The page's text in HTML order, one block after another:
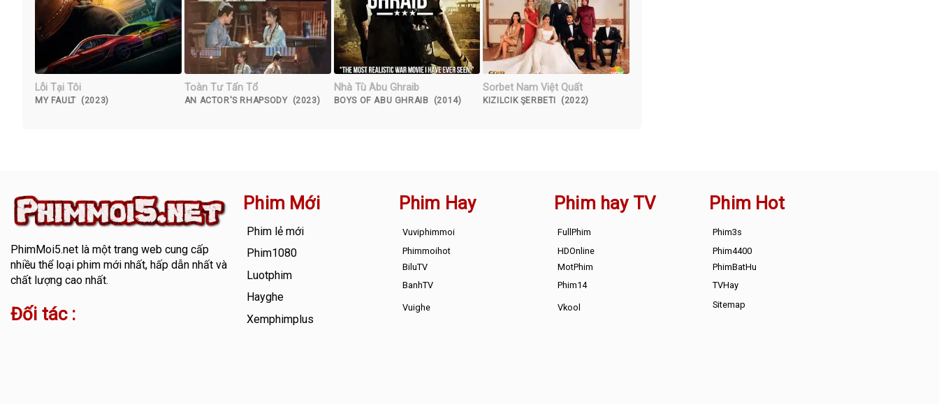
Lỗi Tại Tôi
MY FAULT (2023)
Toàn Tư Tấn Tổ
AN ACTOR'S RHAPSODY (2023)
Nhà Tù Abu Ghraib
BOYS OF ABU GHRAIB (2014)
Sorbet Nam Việt Quất
KIZILCIK ŞERBETI (2022)
PhimMoi5.netlà một trang web cung cấp
nhiều thể loại phim mới nhất, hấp dẫn nhất và
chất lượng cao nhất.
Đối tác :
Phim Mới
Phim lẻ mới
Phim1080
Luotphim
Hayghe
Xemphimplus
Phim Hay
Vuviphimmoi
Phimmoihot
BiluTV
BanhTV
Vuighe
Phim hay TV
FullPhim
HDOnline
MotPhim
Phim14
Vkool
Phim Hot
Phim3s
Phim4400
PhimBatHu
TVHay
Sitemap